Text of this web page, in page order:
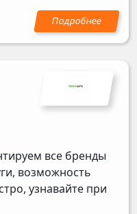
все бренды
возможность
узнавайте при